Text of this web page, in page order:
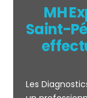
MH
Saint-
Les